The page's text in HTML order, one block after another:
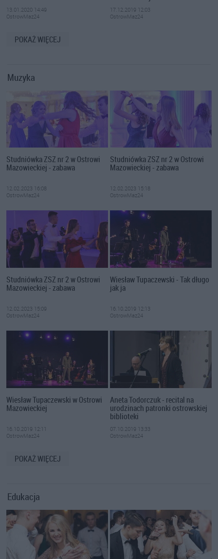
13.01.2020 14:49
OstrowMaz24
17.12.2019 12:03
OstrowMaz24
POKAŻ WIĘCEJ
Muzyka
Studniówka ZSZ nr 2 w Ostrowi
Mazowieckiej - zabawa
12.02.2023 16:08
OstrowMaz24
Studniówka ZSZ nr 2 w Ostrowi
Mazowieckiej - zabawa
12.02.2023 15:18
OstrowMaz24
Studniówka ZSZ nr 2 w Ostrowi
Mazowieckiej - zabawa
12.02.2023 15:09
OstrowMaz24
Wiesław Tupaczewski - Tak długo
jak ja
16.10.2019 12:13
OstrowMaz24
Wiesław Tupaczewski w Ostrowi
Mazowieckiej
16.10.2019 12:11
OstrowMaz24
Aneta Todorczuk - recital na
urodzinach patronki ostrowskiej
biblioteki
07.10.2019 13:33
OstrowMaz24
POKAŻ WIĘCEJ
Edukacja